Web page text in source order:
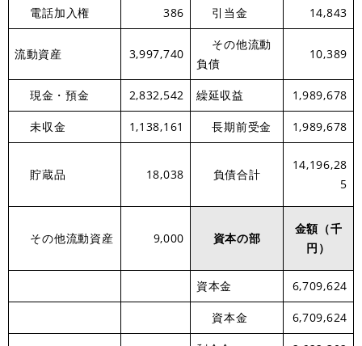
電話加入権 386 引当金 14,843
流動資産 3,997,740
その他流動
負債
10,389
現金・預金 2,832,542 繰延収益 1,989,678
未収金 1,138,161 長期前受金 1,989,678
貯蔵品 18,038 負債合計
14,196,28
5
その他流動資産 9,000 資本の部
金額（千
円）
資本金 6,709,624
資本金 6,709,624